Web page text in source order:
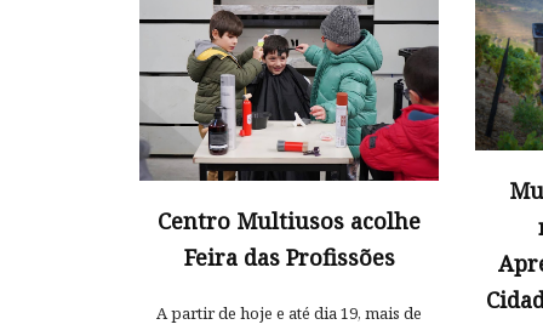
Centro Multiusos acolhe
Feira das Profissões
A partir de hoje e até dia 19, mais de